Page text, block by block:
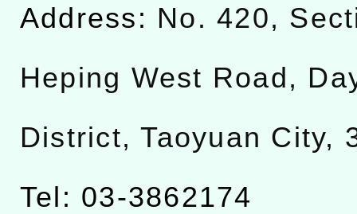
Address: No. 420,
Heping West Road,
District, Taoyuan City,
Tel: 03-3862174